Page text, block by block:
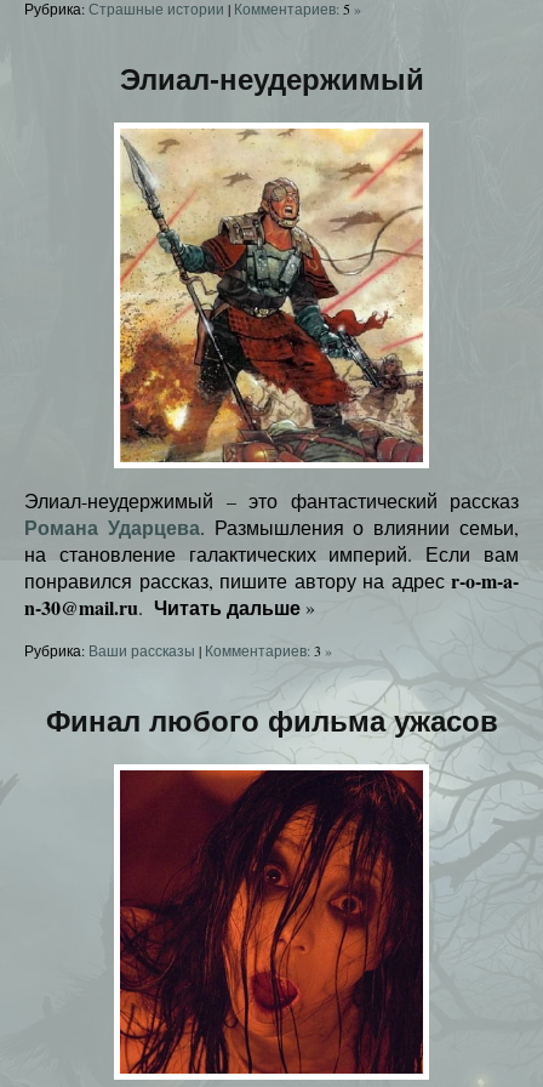
Рубрика:Страшные истории | Комментариев: 5 »
Элиал-неудержимый
Элиал-неудержимый – это фантастический рассказ
Романа Ударцева. Размышления о влиянии семьи,
на становление галактических империй. Если вам
понравился рассказ, пишите автору на адрес r-o-m-a-
n-30@mail.ru. Читать дальше »
Рубрика: Ваши рассказы | Комментариев: 3 »
Финал любого фильма ужасов